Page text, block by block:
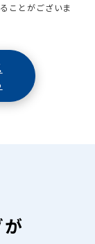
ことがございま